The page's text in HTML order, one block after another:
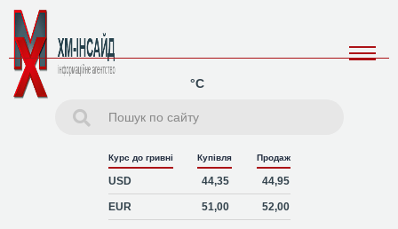
°C
Курс до гривні Купівля Продаж
USD 44,35 44,95
EUR 51,00 52,00